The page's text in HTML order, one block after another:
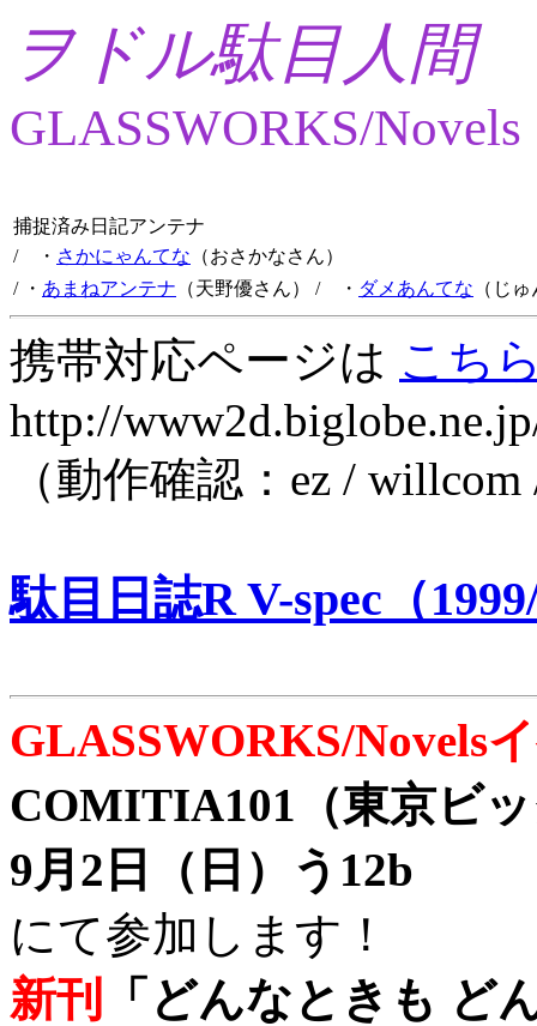
ヲドル駄目人間
GLASSWORKS/Novels
捕捉済み日記アンテナ
/ ・ さかにゃんてな （おさかなさん）
/ ・ あまねアンテナ （天野優さん） / ・ ダメあんてな （じ
携帯対応ページは こち
http://
（動作確認：ez /
駄目日誌R V-spec（
GLASSWORKS/Novels
COMITIA101（東京ビ
9月2日（日）う12b
にて参加します！
新刊
「どんなときも ど